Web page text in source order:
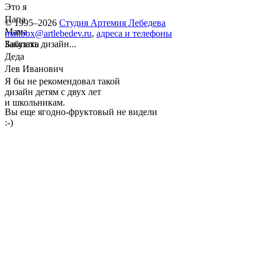
Это я
Папа
Мама
Бабушка
Деда
Лев Иванович
Я бы не рекомендовал такой
дизайн детям с двух лет
и школьникам.
Вы еще ягодно-фруктовый не видели
:-)
© 1995–2026 Студия Артемия Лебедева
mailbox@artlebedev.ru, адреса и телефоны
Заказать дизайн...